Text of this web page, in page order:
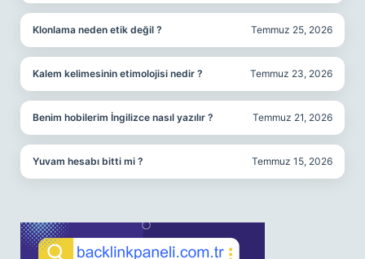
Klonlama neden etik değil ? Temmuz 25, 2026
Kalem kelimesinin etimolojisi nedir ? Temmuz 23, 2026
Benim hobilerim İngilizce nasıl yazılır ? Temmuz 21, 2026
Yuvam hesabı bitti mi ? Temmuz 15, 2026